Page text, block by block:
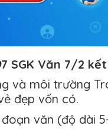
SGK Văn 7/2
và môi trường
đẹp vốn có.
văn (độ dài